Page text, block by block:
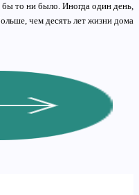
то ни было. Иногда один день,
чем десять лет жизни дома